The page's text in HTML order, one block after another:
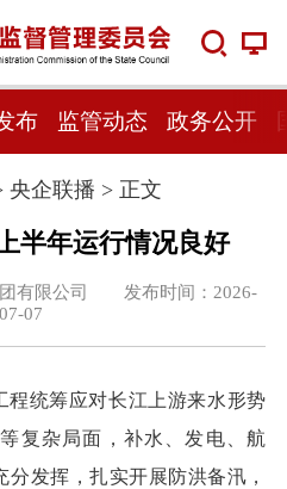
布 监管动态 政务公开
央企联播 > 正文
半年运行情况良好
团有限公司 发布时间：2026-
07-07
程统筹应对长江上游来水形势
复杂局面，补水、发电、航
发挥，扎实开展防洪备汛，